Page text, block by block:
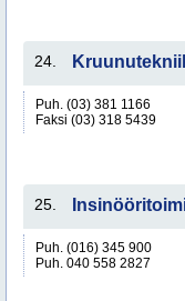
24.
Puh. (03) 381 1166
Faksi (03) 318 5439
25.
Puh. (016) 345 900
Puh. 040 558 2827